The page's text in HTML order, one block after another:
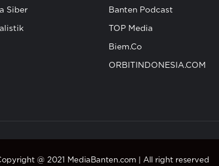
Siber Banten Podcast
TOP Media
Biem.Co
ORBITINDONESIA.COM
@ 2021 MediaBanten.com | All right reserved